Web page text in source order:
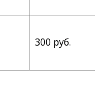
300 руб.